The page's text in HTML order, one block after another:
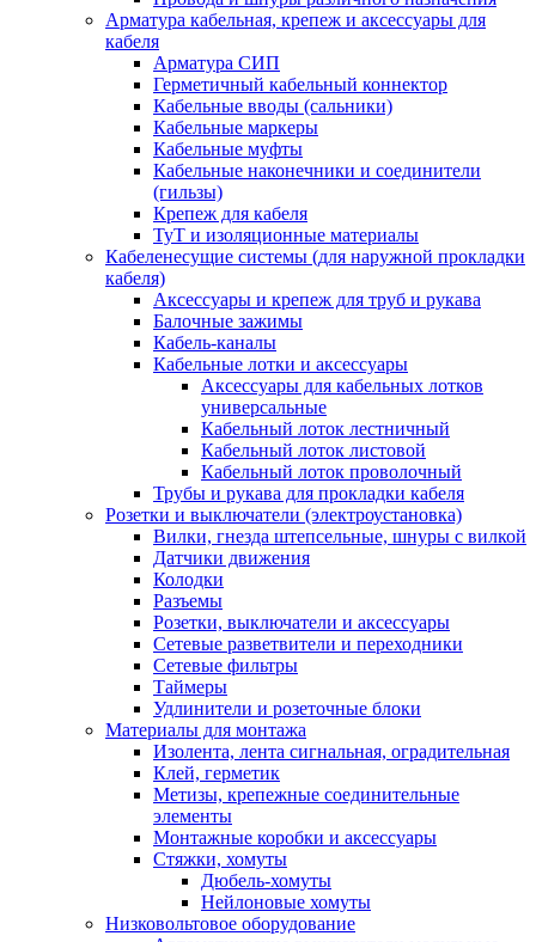
Арматура кабельная, крепеж и аксессуары для
кабеля
Арматура СИП
Герметичный кабельный коннектор
Кабельные вводы (сальники)
Кабельные маркеры
Кабельные муфты
Кабельные наконечники и соединители
(гильзы)
Крепеж для кабеля
ТуТ и изоляционные материалы
Кабеленесущие системы (для наружной прокладки
кабеля)
Аксессуары и крепеж для труб и рукава
Балочные зажимы
Кабель-каналы
Кабельные лотки и аксессуары
Аксессуары для кабельных лотков
универсальные
Кабельный лоток лестничный
Кабельный лоток листовой
Кабельный лоток проволочный
Трубы и рукава для прокладки кабеля
Розетки и выключатели (электроустановка)
Вилки, гнезда штепсельные, шнуры с вилкой
Датчики движения
Колодки
Разъемы
Розетки, выключатели и аксессуары
Сетевые разветвители и переходники
Сетевые фильтры
Таймеры
Удлинители и розеточные блоки
Материалы для монтажа
Изолента, лента сигнальная, оградительная
Клей, герметик
Метизы, крепежные соединительные
элементы
Монтажные коробки и аксессуары
Стяжки, хомуты
Дюбель-хомуты
Нейлоновые хомуты
Низковольтовое оборудование